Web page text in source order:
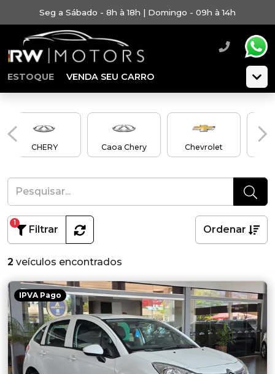
Seg a Sábado - 8h à 18h | Domingo - 09h à 14h
ESTOQUE VENDA SEU CARRO
CHERY Caoa Chery Chevrolet
Filtrar
1
Ordenar
2 veículos encontrados
IPVA Pago